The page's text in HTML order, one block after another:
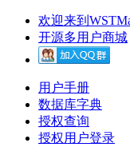
欢迎来到
开源多用户商城
用户手册
数据库字典
授权查询
授权用户登录